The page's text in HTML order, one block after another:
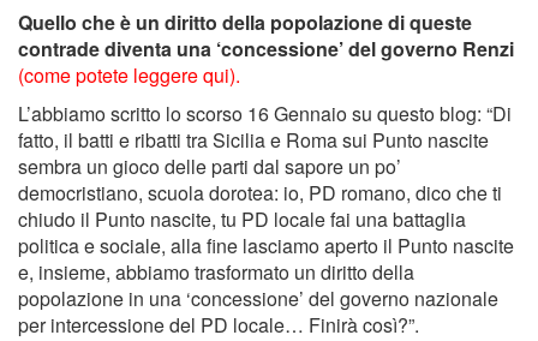
Quello che è un diritto della popolazione di queste
contrade diventa una ‘concessione’ del governo Renzi
(come potete leggere qui).
L’abbiamo scritto lo scorso 16 Gennaio su questo blog: “Di
fatto, il batti e ribatti tra Sicilia e Roma sui Punto nascite
sembra un gioco delle parti dal sapore un po’
democristiano, scuola dorotea: io, PD romano, dico che ti
chiudo il Punto nascite, tu PD locale fai una battaglia
politica e sociale, alla fine lasciamo aperto il Punto nascite
e, insieme, abbiamo trasformato un diritto della
popolazione in una ‘concessione’ del governo nazionale
per intercessione del PD locale… Finirà così?”.